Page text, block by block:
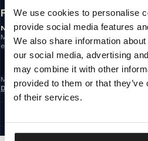
We use cookies to personalise
provide social media features
We also share information
our social media, advertising
may combine it with other
provided to them or that
of their services.
FOLLOW US
NEWSLETTER
Möchtest du Informationen über die
erhalten?
Email address
Mit der Anmeldung zum Newsletter
Datenschutzerklärung gelesen hast.
GEHE NACH